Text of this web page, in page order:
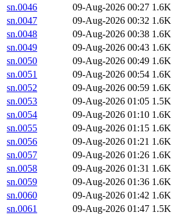
sn.0046
09-Aug-2026 00:27 1.6K
sn.0047
09-Aug-2026 00:32 1.6K
sn.0048
09-Aug-2026 00:38 1.6K
sn.0049
09-Aug-2026 00:43 1.6K
sn.0050
09-Aug-2026 00:49 1.6K
sn.0051
09-Aug-2026 00:54 1.6K
sn.0052
09-Aug-2026 00:59 1.6K
sn.0053
09-Aug-2026 01:05 1.5K
sn.0054
09-Aug-2026 01:10 1.6K
sn.0055
09-Aug-2026 01:15 1.6K
sn.0056
09-Aug-2026 01:21 1.6K
sn.0057
09-Aug-2026 01:26 1.6K
sn.0058
09-Aug-2026 01:31 1.6K
sn.0059
09-Aug-2026 01:36 1.6K
sn.0060
09-Aug-2026 01:42 1.6K
sn.0061
09-Aug-2026 01:47 1.5K